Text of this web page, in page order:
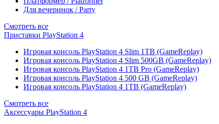
Для вечеринок / Party
Смотреть все
Приставки PlayStation 4
Игровая консоль PlayStation 4 Slim 1TB (GameReplay)
Игровая консоль PlayStation 4 Slim 500GB (GameReplay)
Игровая консоль PlayStation 4 1TB Pro (GameReplay)
Игровая консоль PlayStation 4 500 GB (GameReplay)
Игровая консоль PlayStation 4 1TB (GameReplay)
Смотреть все
Аксессуары PlayStation 4